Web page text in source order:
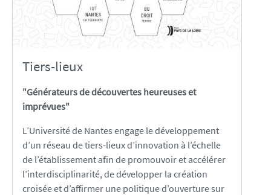
Tiers-lieux
"Générateurs de découvertes heureuses et
imprévues"
L’Université de Nantes engage le développement
d’un réseau de tiers-lieux d’innovation à l’échelle
de l’établissement afin de promouvoir et accélérer
l’interdisciplinarité, de développer la création
croisée et d’affirmer une politique d’ouverture sur